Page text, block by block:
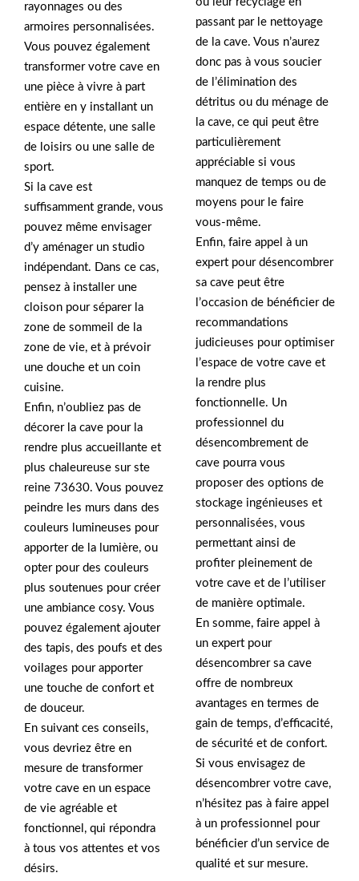
rayonnages ou des
armoires personnalisées.
Vous pouvez également
transformer votre cave en
une pièce à vivre à part
entière en y installant un
espace détente, une salle
de loisirs ou une salle de
sport.
Si la cave est
suffisamment grande, vous
pouvez même envisager
d’y aménager un studio
indépendant. Dans ce cas,
pensez à installer une
cloison pour séparer la
zone de sommeil de la
zone de vie, et à prévoir
une douche et un coin
cuisine.
Enfin, n’oubliez pas de
décorer la cave pour la
rendre plus accueillante et
plus chaleureuse sur ste
reine 73630. Vous pouvez
peindre les murs dans des
couleurs lumineuses pour
apporter de la lumière, ou
opter pour des couleurs
plus soutenues pour créer
une ambiance cosy. Vous
pouvez également ajouter
des tapis, des poufs et des
voilages pour apporter
une touche de confort et
de douceur.
En suivant ces conseils,
vous devriez être en
mesure de transformer
votre cave en un espace
de vie agréable et
fonctionnel, qui répondra
à tous vos attentes et vos
désirs.
passant par le nettoyage
de la cave. Vous n’aurez
donc pas à vous soucier
de l’élimination des
détritus ou du ménage de
la cave, ce qui peut être
particulièrement
appréciable si vous
manquez de temps ou de
moyens pour le faire
vous-même.
Enfin, faire appel à un
expert pour désencombrer
sa cave peut être
l’occasion de bénéficier de
recommandations
judicieuses pour optimiser
l’espace de votre cave et
la rendre plus
fonctionnelle. Un
professionnel du
désencombrement de
cave pourra vous
proposer des options de
stockage ingénieuses et
personnalisées, vous
permettant ainsi de
profiter pleinement de
votre cave et de l’utiliser
de manière optimale.
En somme, faire appel à
un expert pour
désencombrer sa cave
offre de nombreux
avantages en termes de
gain de temps, d’efficacité,
de sécurité et de confort.
Si vous envisagez de
désencombrer votre cave,
n’hésitez pas à faire appel
à un professionnel pour
bénéficier d’un service de
qualité et sur mesure.